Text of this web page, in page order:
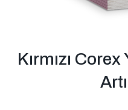
Kırmızı Corex